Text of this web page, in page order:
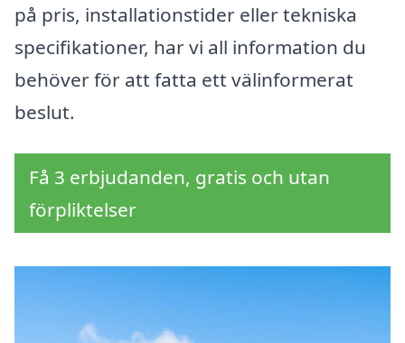
på pris, installationstider eller tekniska
specifikationer, har vi all information du
behöver för att fatta ett välinformerat
beslut.
Få 3 erbjudanden, gratis och utan
förpliktelser